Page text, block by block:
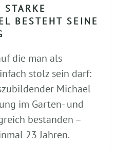
STARKE
BESTEHT SEINE
die man als
stolz sein darf:
Michael
im Garten- und
bestanden –
23 Jahren.